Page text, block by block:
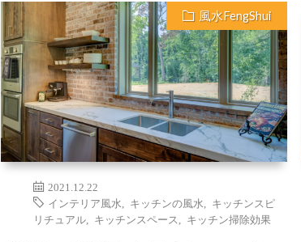
風水FengShui
2021.12.22
インテリア風水
キッチンの風水
キッチンスピ
リチュアル, キッチンスペース キッチン掃除効果